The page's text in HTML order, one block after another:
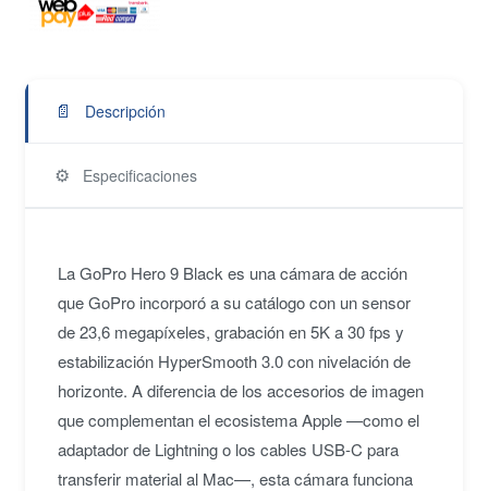
📄 Descripción
⚙️ Especificaciones
La GoPro Hero 9 Black es una cámara de acción
que GoPro incorporó a su catálogo con un sensor
de 23,6 megapíxeles, grabación en 5K a 30 fps y
estabilización HyperSmooth 3.0 con nivelación de
horizonte. A diferencia de los accesorios de imagen
que complementan el ecosistema Apple —como el
adaptador de Lightning o los cables USB-C para
transferir material al Mac—, esta cámara funciona